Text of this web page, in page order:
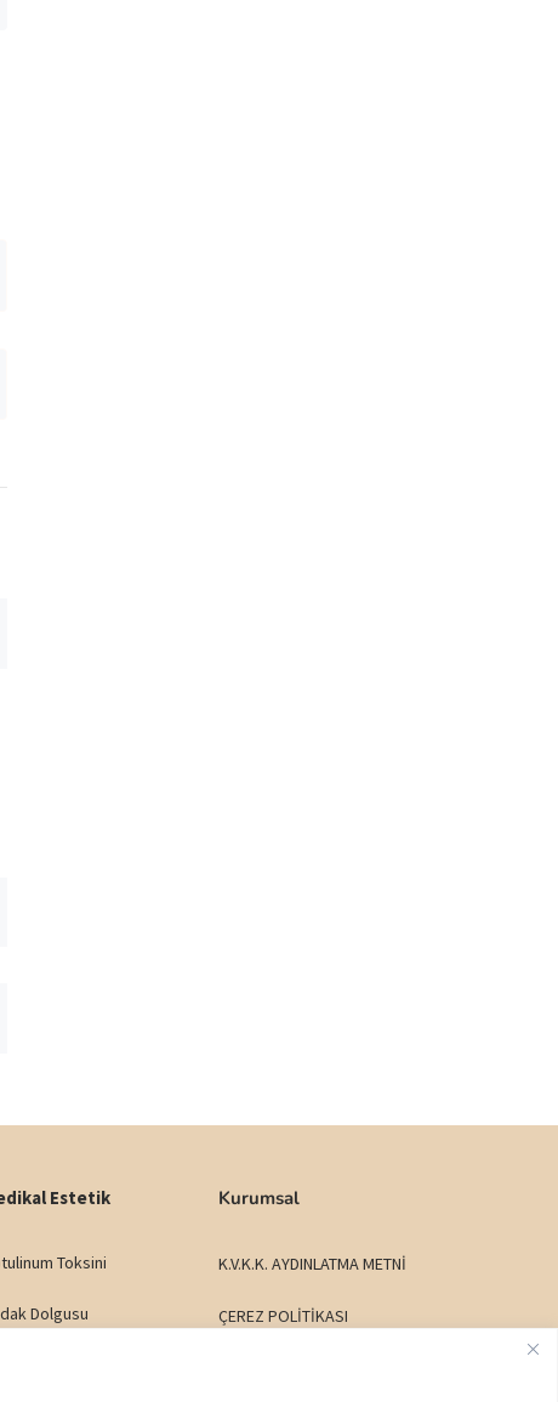
Estetik
Toksini
Dolgusu
Kurumsal
K.V.K.K. AYDINLATMA METNİ
ÇEREZ POLİTİKASI